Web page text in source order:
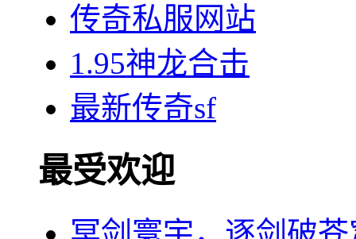
传奇私服网站
1.95神龙合击
最新传奇sf
最受欢迎